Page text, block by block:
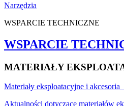
Narzędzia
WSPARCIE TECHNICZNE
WSPARCIE
MATERIAŁY
Materiały eksploatacyjne i akcesoria
Aktualności dotyczące materiałów